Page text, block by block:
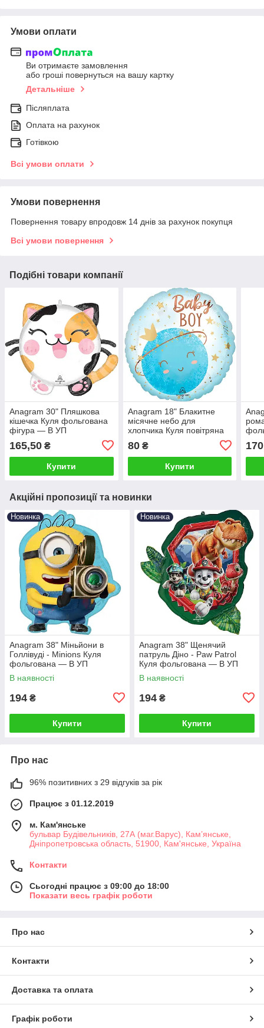
Умови оплати
Ви отримаєте замовлення
або гроші повернуться на вашу картку
Детальніше
Післяплата
Оплата на рахунок
Готівкою
Всі умови оплати
Умови повернення
Повернення товару впродовж 14 днів за рахунок покупця
Всі умови повернення
Подібні товари компанії
Anagram 30" Пляшкова
кішечка Куля фольгована
фігура — В УП
165,50 ₴
Купити
Anagram 18" Блакитне
місячне небо для
хлопчика Куля повітряна
80₴
Купити
170
Акційні пропозиції та новинки
Новинка
Аnagram 38" Міньйони в
Голлівуді - Minions Куля
фольгована — В УП
В наявності
194 ₴
Купити
Новинка
Аnagram 38" Щенячий
патруль Діно - Paw Patrol
Куля фольгована — В УП
В наявності
194 ₴
Купити
Про нас
96% позитивних з 29 відгуків за рік
Працює з 01.12.2019
м. Кам'янське
бульвар Будівельників, 27А (маг.Варус), Кам’янське,
Дніпропетровська область, 51900, Кам'янське, Україна
Контакти
Сьогодні працює з 09:00 до 18:00
Показати весь графік роботи
Про нас
Контакти
Доставка та оплата
Графік роботи